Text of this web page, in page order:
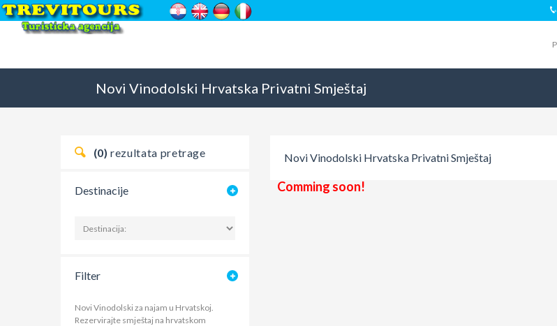
Novi Vinodolski Hrvatska Privatni Smještaj
(0) rezultata pretrage
Destinacije
Filter
Novi Vinodolski za najam u Hrvatskoj.
Rezervirajte smještaj na hrvatskom
Novi Vinodolski Hrvatska Privatni Smještaj
Comming soon!